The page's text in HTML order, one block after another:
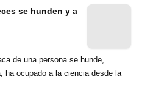
se hunden y a
de una persona se hunde,
ha ocupado a la ciencia desde la